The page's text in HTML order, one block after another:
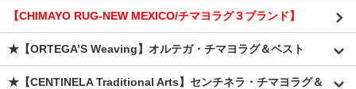
【CHIMAYO RUG-NEW MEXICO/チマヨラグ３ブランド】
★【ORTEGA’S Weaving】オルテガ・チマヨラグ＆ベスト
★【CENTINELA Traditional Arts】センチネラ・チマヨラグ＆